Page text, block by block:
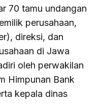
70 tamu undangan
perusahaan,
direksi, dan
di Jawa
oleh perwakilan
Himpunan Bank
kepala dinas